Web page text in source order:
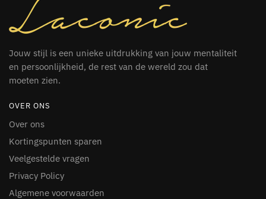
Jouw stijl is een unieke uitdrukking van jouw mentaliteit
en persoonlijkheid, de rest van de wereld zou dat
moeten zien.
OVER ONS
Over ons
Kortingspunten sparen
Veelgestelde vragen
Privacy Policy
Algemene voorwaarden